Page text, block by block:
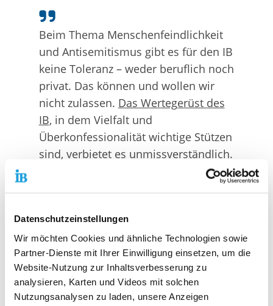
Datenschutzeinstellungen
Wir möchten Cookies und ähnliche Technologien sowie
Partner-Dienste mit Ihrer Einwilligung einsetzen, um die
Website-Nutzung zur Inhaltsverbesserung zu
analysieren, Karten und Videos mit solchen
Nutzungsanalysen zu laden, unsere Anzeigen
Beim Thema Menschenfeindlichkeit
und Antisemitismus gibt es für den IB
keine Toleranz – weder beruflich noch
privat. Das können und wollen wir
nicht zulassen. Das Wertegerüst des
IB, in dem Vielfalt und
Überkonfessionalität wichtige Stützen
sind, verbietet es unmissverständlich.
Daher gab es von unserer Seite für
IB
Gemeinsamer Einrichtungsbesuch mit
dem Vorstandsvorsitzenden der Deutsch-